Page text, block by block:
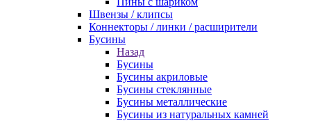
Швензы / клипсы
Коннекторы / линки / расширители
Бусины
Назад
Бусины
Бусины акриловые
Бусины стеклянные
Бусины металлические
Бусины из натуральных камней